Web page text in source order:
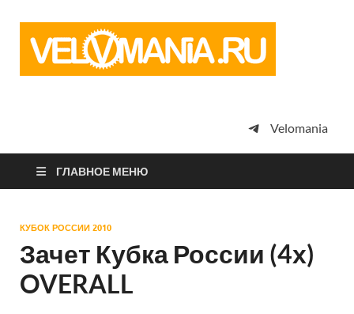
просто
Velomania
ГЛАВНОЕ МЕНЮ
КУБОК РОССИИ 2010
Зачет Кубка России (4х)
OVERALL